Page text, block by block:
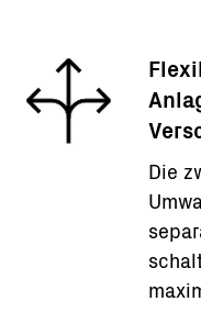
Die